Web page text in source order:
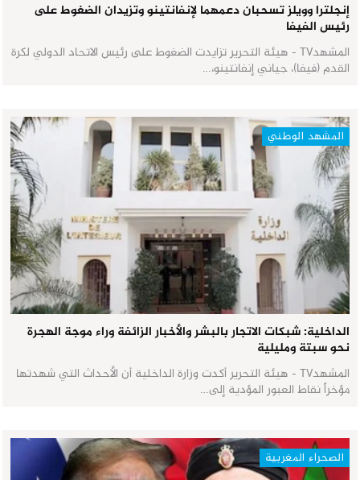
إنجلترا وويلز تسحبان دعمهما لإنفانتينو وتزيدان الضغوط على
رئيس الفيفا
المشهدTV - هيئة التحرير تزايدت الضغوط على رئيس الاتحاد الدولي لكرة
القدم (فيفا)، جياني إنفانتينو،…
المشهد الوطني
الداخلية: شبكات الاتجار بالبشر والأخبار الزائفة وراء موجة الهجرة
نحو سبتة ومليلية
المشهدTV - هيئة التحرير أكدت وزارة الداخلية أن الأحداث التي شهدتها
مؤخراً نقاط العبور المؤدية إلى…
الصحراء المغربية